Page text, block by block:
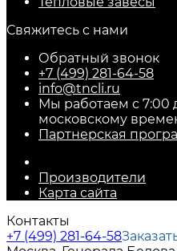
Свяжитесь с нами
Обратный звонок
+7 (499) 281-64-58
info@tncli.ru
Мы работаем с 7:00
московскому
Партнерская
Производители
Карта сайта
Контакты
+7 (499) 281-64-58